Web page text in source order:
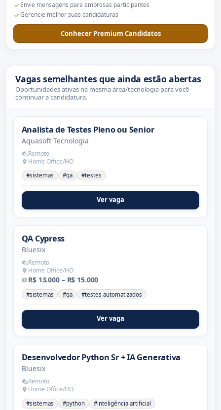
Envie mensagens para empresas participantes
Gerencie melhor suas candidaturas
Conhecer Premium Candidatos
Vagas semelhantes que ainda estão abertas
Oportunidades ativas na mesma área/tecnologia para você
continuar a candidatura.
Analista de Testes Pleno ou Senior
Aquasoft Tecnologia
Remoto
Home Office/HO
#sistemas #qa #testes
Ver vaga
QA Cypress
Bluesix
Remoto
Home Office/HO
R$ 13.000 – R$ 15.000
#sistemas #qa #testes automatizados
Ver vaga
Desenvolvedor Python Sr + IA Generativa
Bluesix
Remoto
Home Office/HO
#sistemas #python #inteligência artificial